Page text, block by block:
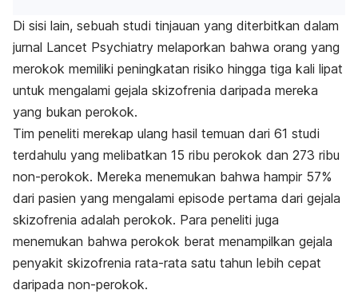
Di sisi lain, sebuah studi tinjauan yang diterbitkan dalam
jurnal Lancet Psychiatry melaporkan bahwa orang yang
merokok memiliki peningkatan risiko hingga tiga kali lipat
untuk mengalami gejala skizofrenia daripada mereka
yang bukan perokok.
Tim peneliti merekap ulang hasil temuan dari 61 studi
terdahulu yang melibatkan 15 ribu perokok dan 273 ribu
non-perokok. Mereka menemukan bahwa hampir 57%
dari pasien yang mengalami episode pertama dari gejala
skizofrenia adalah perokok. Para peneliti juga
menemukan bahwa perokok berat menampilkan gejala
penyakit skizofrenia rata-rata satu tahun lebih cepat
daripada non-perokok.